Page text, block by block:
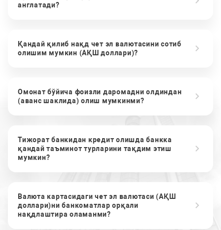
англатади?
Қандай қилиб нақд чет эл валютасини сотиб
олишим мумкин (АҚШ доллари)?
Омонат бўйича фоизли даромадни олдиндан
(аванс шаклида) олиш мумкинми?
Тижорат банкидан кредит олишда банкка
қандай таъминот турларини тақдим этиш
мумкин?
Валюта картасидаги чет эл валютаси (АҚШ
доллари)ни банкоматлар орқали
нақдлаштира оламанми?